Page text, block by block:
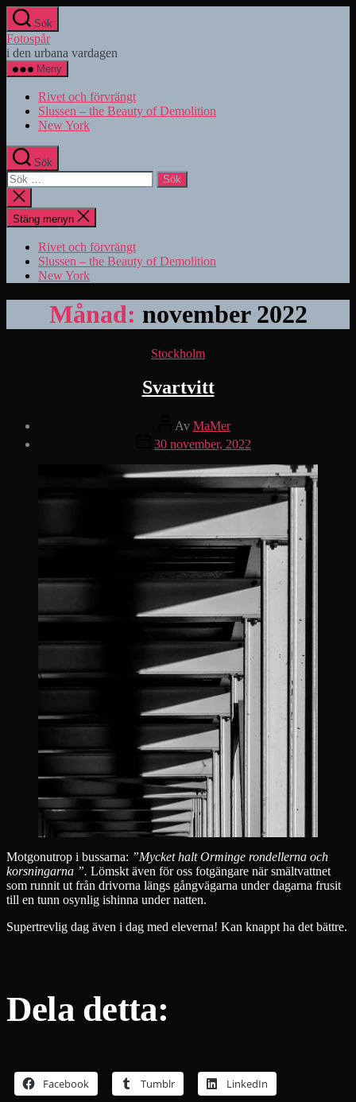
Hoppa
till
innehåll
Sök
Fotospår
i den urbana vardagen
Meny
Rivet och förvrängt
Slussen – the Beauty of Demolition
New York
Sök
Sök
efter:
Stäng
sökningen
Stäng menyn
Rivet och förvrängt
Slussen – the Beauty of Demolition
New York
Månad: november 2022
Kategorier
Stockholm
Svartvitt
Inläggsförfattare
Av MaMer
Inläggsdatum
30 november, 2022
Motgonutrop i bussarna: ”Mycket halt Orminge rondellerna och
korsningarna ”. Lömskt även för oss fotgängare när smältvattnet
som runnit ut från drivorna längs gångvägarna under dagarna frusit
till en tunn osynlig ishinna under natten.
Supertrevlig dag även i dag med eleverna! Kan knappt ha det bättre.
Dela detta:
Facebook Tumblr LinkedIn